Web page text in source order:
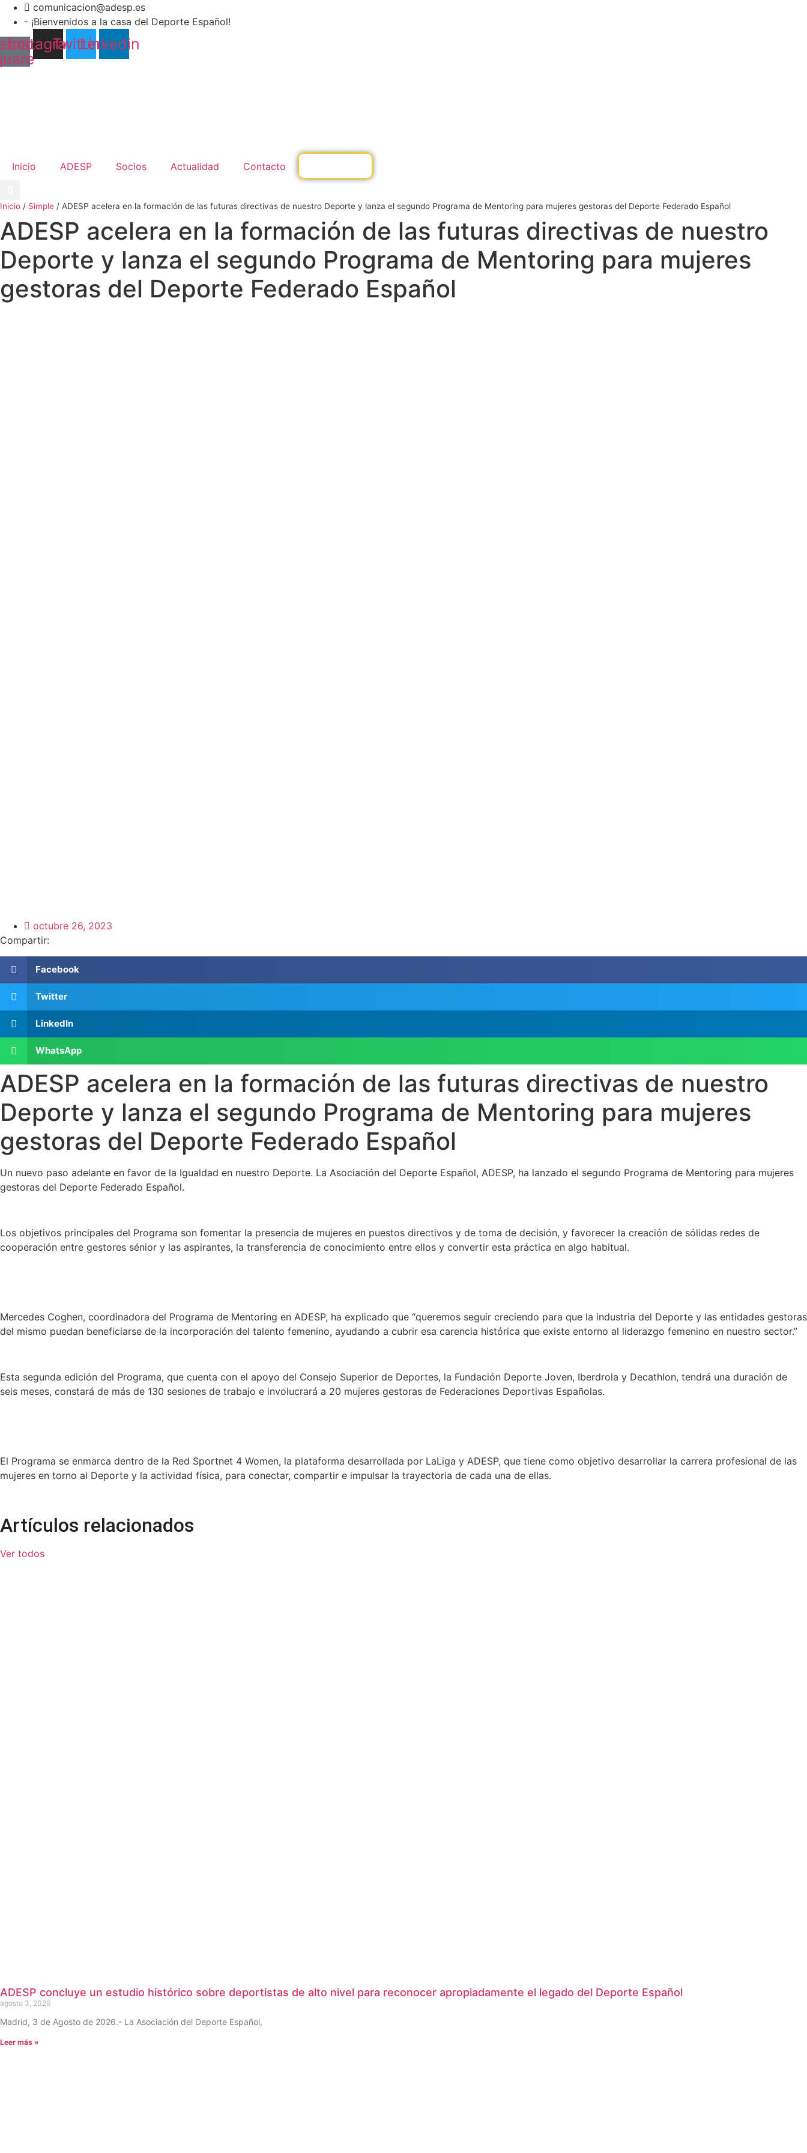
contenido
comunicacion@adesp.es
- ¡Bienvenidos a la casa del Deporte Español!
Instagram
TwitterLinkedin
Inicio ADESP Socios Actualidad Contacto
Inicio / Simple / ADESP acelera en la formación de las futuras directivas de nuestro Deporte y lanza el segundo Programa de Mentoring para mujeres gestoras del Deporte Federado Español
ADESP acelera en la formación de las futuras directivas de nuestro
Deporte y lanza el segundo Programa de Mentoring para mujeres
gestoras del Deporte Federado Español
octubre 26, 2023
Compartir:
Facebook
Twitter
LinkedIn
WhatsApp
ADESP acelera en la formación de las futuras directivas de nuestro
Deporte y lanza el segundo Programa de Mentoring para mujeres
gestoras del Deporte Federado Español
Un nuevo paso adelante en favor de la Igualdad en nuestro Deporte. La Asociación del Deporte Español, ADESP, ha lanzado el segundo Programa de Mentoring para mujeres
gestoras del Deporte Federado Español.
Los objetivos principales del Programa son fomentar la presencia de mujeres en puestos directivos y de toma de decisión, y favorecer la creación de sólidas redes de
cooperación entre gestores sénior y las aspirantes, la transferencia de conocimiento entre ellos y convertir esta práctica en algo habitual.
Mercedes Coghen, coordinadora del Programa de Mentoring en ADESP, ha explicado que “queremos seguir creciendo para que la industria del Deporte y las entidades gestoras
del mismo puedan beneficiarse de la incorporación del talento femenino, ayudando a cubrir esa carencia histórica que existe entorno al liderazgo femenino en nuestro sector.”
Esta segunda edición del Programa, que cuenta con el apoyo del Consejo Superior de Deportes, la Fundación Deporte Joven, Iberdrola y Decathlon, tendrá una duración de
seis meses, constará de más de 130 sesiones de trabajo e involucrará a 20 mujeres gestoras de Federaciones Deportivas Españolas.
El Programa se enmarca dentro de la Red Sportnet 4 Women, la plataforma desarrollada por LaLiga y ADESP, que tiene como objetivo desarrollar la carrera profesional de las
mujeres en torno al Deporte y la actividad física, para conectar, compartir e impulsar la trayectoria de cada una de ellas.
Artículos relacionados
Ver todos
ADESP concluye un estudio histórico sobre deportistas de alto nivel para reconocer apropiadamente el legado del Deporte Español
agosto 3, 2026
Madrid, 3 de Agosto de 2026.- La Asociación del Deporte Español,
Leer más »